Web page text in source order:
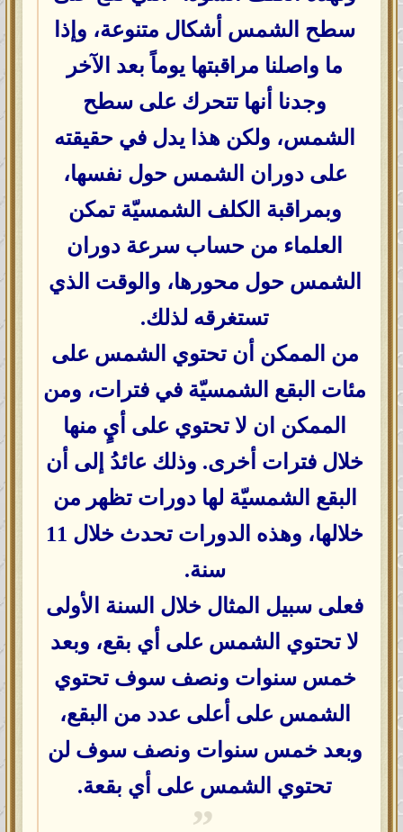
سطح الشمس أشكال متنوعة، وإذا
ما واصلنا مراقبتها يوماً بعد الآخر
وجدنا أنها تتحرك على سطح
الشمس، ولكن هذا يدل في حقيقته
على دوران الشمس حول نفسها،
وبمراقبة الكلف الشمسيّة تمكن
العلماء من حساب سرعة دوران
الشمس حول محورها، والوقت الذي
تستغرقه لذلك.
من الممكن أن تحتوي الشمس على
مئات البقع الشمسيّة في فترات، ومن
الممكن ان لا تحتوي على أيٍ منها
خلال فترات أخرى. وذلك عائدُ إلى أن
البقع الشمسيّة لها دورات تظهر من
خلالها، وهذه الدورات تحدث خلال 11
سنة.
فعلى سبيل المثال خلال السنة الأولى
لا تحتوي الشمس على أي بقع، وبعد
خمس سنوات ونصف سوف تحتوي
الشمس على أعلى عدد من البقع،
وبعد خمس سنوات ونصف سوف لن
تحتوي الشمس على أي بقعة.